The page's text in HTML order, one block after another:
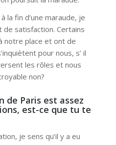
la fin d’une maraude, je
satisfaction. Certains
notre place et ont de
pour nous, s’ il
les rôles et nous
non?
de Paris est assez
est-ce que tu te
je sens qu’il y a eu